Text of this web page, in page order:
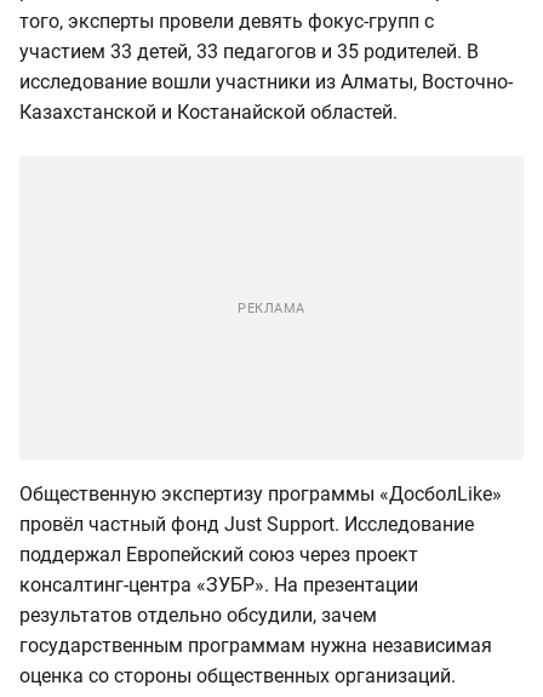
того, эксперты провели девять фокус-групп с
участием 33 детей, 33 педагогов и 35 родителей. В
исследование вошли участники из Алматы, Восточно-
Казахстанской и Костанайской областей.
Общественную экспертизу программы «ДосболLike»
провёл частный фонд Just Support. Исследование
поддержал Европейский союз через проект
консалтинг-центра «ЗУБР». На презентации
результатов отдельно обсудили, зачем
государственным программам нужна независимая
оценка со стороны общественных организаций.